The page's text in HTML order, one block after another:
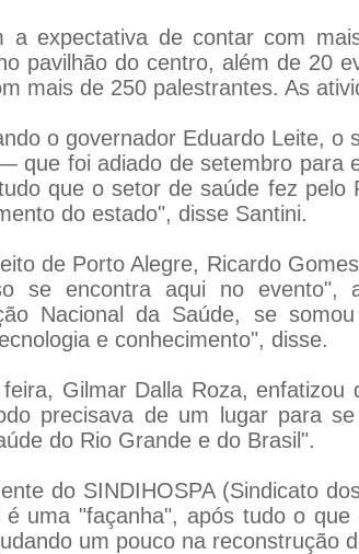
a expectativa de contar com
pavilhão do centro, além de 20
mais de 250 palestrantes. As
o governador Eduardo Leite, o
que foi adiado de setembro para
que o setor de saúde fez
do estado", disse Santini.
de Porto Alegre, Ricardo
se encontra aqui no evento",
Nacional da Saúde, se
e conhecimento", disse.
Gilmar Dalla Roza,
precisava de um lugar para
do Rio Grande e do Brasil".
do SINDIHOSPA (Sindicato
uma "façanha", após tudo o
um pouco na reconstrução